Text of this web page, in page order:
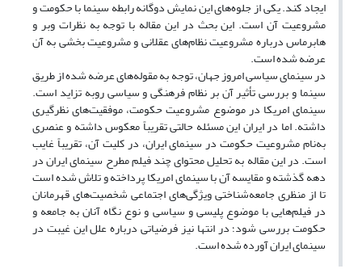
ایجاد کند. یکی از جلوه‌های این نمایش دوگانه رابطه سینما با حکومت و
مشروعیت آن است. این بحث در این مقاله با توجه به نظرات وبر و
‌هابرماس درباره مشروعیت نظام‌های عقلانی و مشروعیت بخشی به آن
عرضه شده است.
در سینمای سیاسی امروز جهان، توجه به مقوله‌های عرضه شده از طریق
سینما و بررسی تأثیر آن بر نظام فرهنگی و سیاسی روبه تزاید است.
سینمای امریکا در موضوع مشروعیت حکومت، موفقیت‌های نظرگیری
داشته. اما در ایران این مسئله حالتی تقریباً معکوس داشته و عنصری
به‌نام مشروعیت حکومت در سینمای ایران، در کلیت آن، تقریباً غایب
است. در این مقاله به تحلیل محتوای چند فیلم مطرح سینمای ایران در
دهه گذشته و مقایسه آن با سینمای امریکا پرداخته و تلاش شده است
تا از منظری جامعه‌شناختی ویژگی‌های اجتماعی شخصیت‌های قهرمانان
در فیلم‌هایی با موضوع پلیسی و سیاسی و نوع نگاه آنان به جامعه و
حکومت بررسی شود؛ در انتها نیز فرضیاتی درباره علل این غیبت در
سینمای ایران آورده شده است.